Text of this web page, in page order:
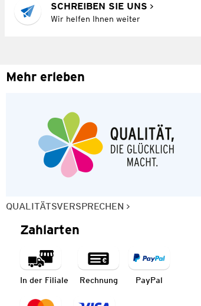
SCHREIBEN SIE UNS
Wir helfen Ihnen weiter
Mehr erleben
QUALITÄTSVERSPRECHEN
Zahlarten
In der Filiale Rechnung PayPal